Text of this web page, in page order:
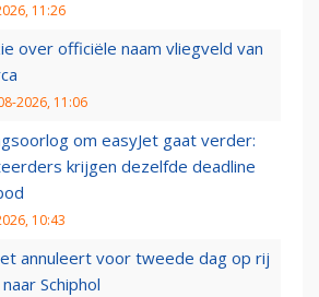
11:26
over officiële naam vliegveld van
2026, 11:06
om easyJet gaat verder:
krijgen dezelfde deadline
10:43
annuleert voor tweede dag op rij
Schiphol